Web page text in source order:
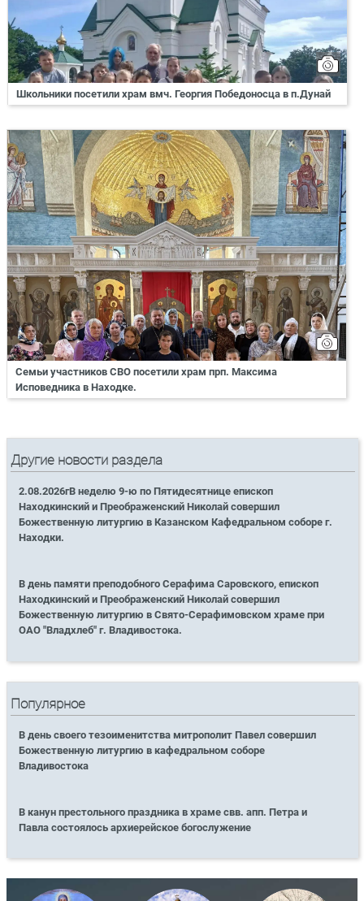
Школьники посетили храм вмч. Георгия Победоносца в п.Дунай
Семьи участников СВО посетили храм прп. Максима
Исповедника в Находке.
Другие новости раздела
2.08.2026гВ неделю 9-ю по Пятидесятнице епископ
Находкинский и Преображенский Николай совершил
Божественную литургию в Казанском Кафедральном соборе г.
Находки.
В день памяти преподобного Серафима Саровского, епископ
Находкинский и Преображенский Николай совершил
Божественную литургию в Свято-Серафимовском храме при
ОАО "Владхлеб" г. Владивостока.
Популярное
В день своего тезоименитства митрополит Павел совершил
Божественную литургию в кафедральном соборе
Владивостока
В канун престольного праздника в храме свв. апп. Петра и
Павла состоялось архиерейское богослужение